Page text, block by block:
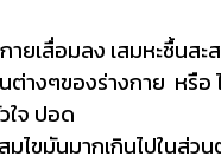
ยเสื่อมลง เสมหะชื้นส
างๆของร่างกาย หรือ
ใจ ปอด
มไขมันมากเกินไปในส่